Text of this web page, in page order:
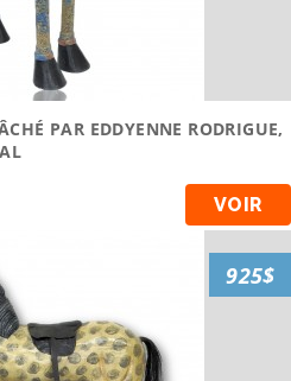
PAR EDDYENNE RODRIGUE,
VOIR
925$